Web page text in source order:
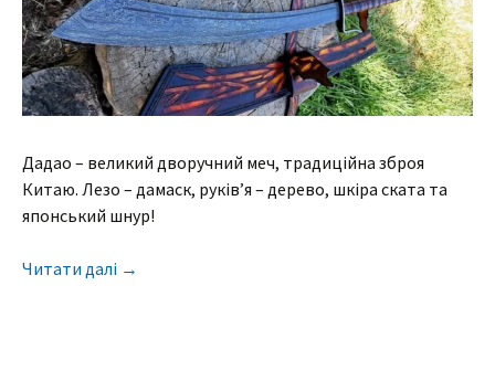
Дадао – великий дворучний меч, традиційна зброя
Китаю. Лезо – дамаск, руків’я – дерево, шкіра ската та
японський шнур!
Читати далі →